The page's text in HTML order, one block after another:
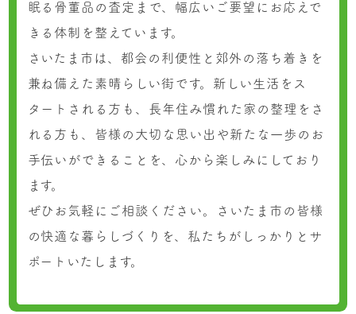
眠る骨董品の査定まで、幅広いご要望にお応えで
きる体制を整えています。
さいたま市は、都会の利便性と郊外の落ち着きを
兼ね備えた素晴らしい街です。新しい生活をス
タートされる方も、長年住み慣れた家の整理をさ
れる方も、皆様の大切な思い出や新たな一歩のお
手伝いができることを、心から楽しみにしており
ます。
ぜひお気軽にご相談ください。さいたま市の皆様
の快適な暮らしづくりを、私たちがしっかりとサ
ポートいたします。